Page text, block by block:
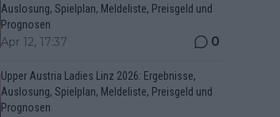
Auslosung, Spielplan, Meldeliste, Preisgeld und
Prognosen
Apr 12, 17:37 0
Upper Austria Ladies Linz 2026: Ergebnisse,
Auslosung, Spielplan, Meldeliste, Preisgeld und
Prognosen